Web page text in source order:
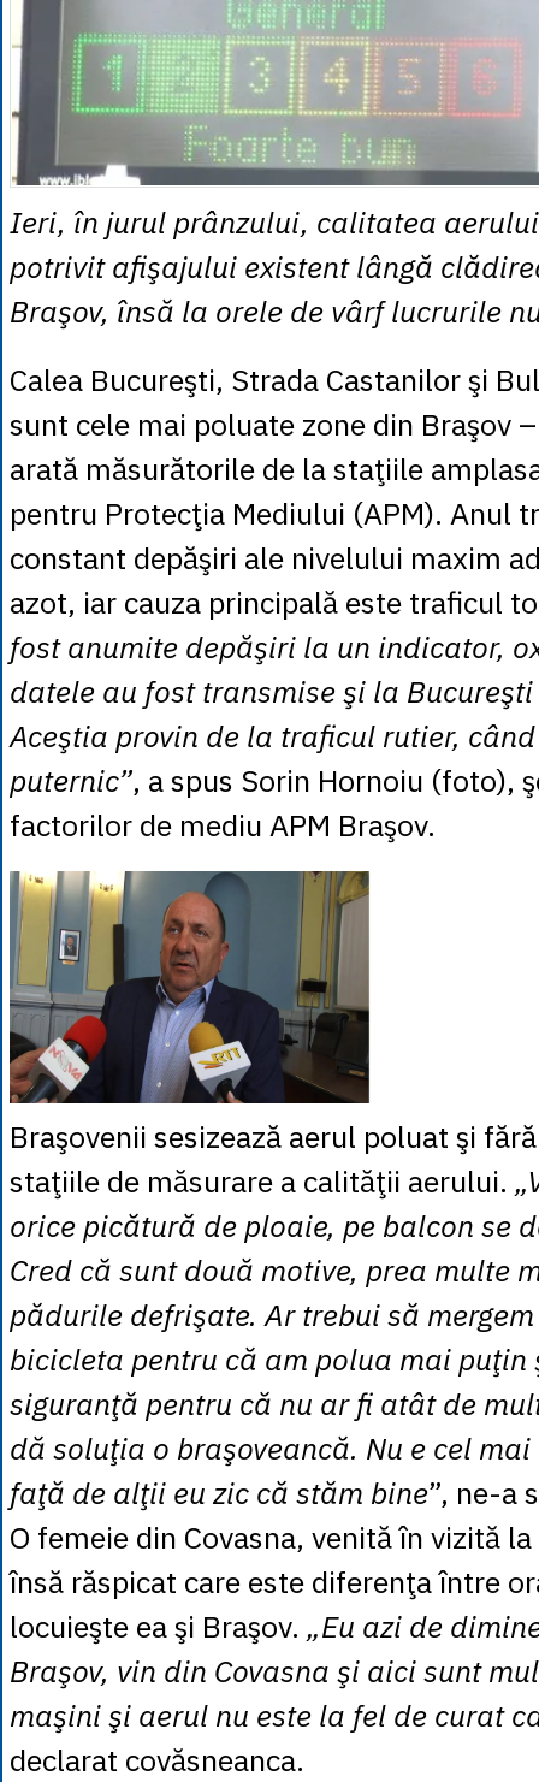
Ieri, în jurul prânzului, calitatea
potrivit afişajului existent lângă
Braşov, însă la orele de vârf lucrurile
Calea Bucureşti, Strada Castanilor şi
sunt cele mai poluate zone din Braşov
arată măsurătorile de la staţiile
pentru Protecţia Mediului (APM). Anul
constant depăşiri ale nivelului maxim
azot, iar cauza principală este traficul
fost anumite depăşiri la un indicator,
datele au fost transmise şi la
Aceştia provin de la traficul rutier,
puternic”, a spus Sorin Hornoiu (foto),
factorilor de mediu APM Braşov.
Braşovenii sesizează aerul poluat şi
staţiile de măsurare a calităţii aerului.
orice picătură de ploaie, pe balcon se
Cred că sunt două motive, prea multe
pădurile defrişate. Ar trebui să
bicicleta pentru că am polua mai puţin
siguranţă pentru că nu ar fi atât de
dă soluţia o braşoveancă. Nu e cel
faţă de alţii eu zic că stăm bine”, ne-a
O femeie din Covasna, venită în vizită
însă răspicat care este diferenţa între
locuieşte ea şi Braşov. „Eu azi de
Braşov, vin din Covasna şi aici sunt
maşini şi aerul nu este la fel de curat
declarat covăsneanca.